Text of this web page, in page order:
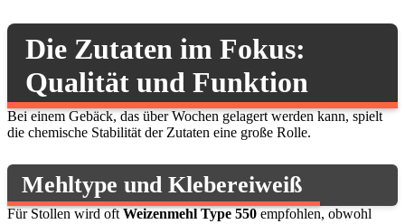
Die Zutaten im Fokus:
Qualität und Funktion
Bei einem Gebäck, das über Wochen gelagert werden kann, spielt
die chemische Stabilität der Zutaten eine große Rolle.
Mehltype und Klebereiweiß
Für Stollen wird oftWeizenmehl Type 550empfohlen, obwohl